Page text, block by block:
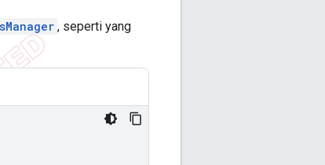
, seperti yang